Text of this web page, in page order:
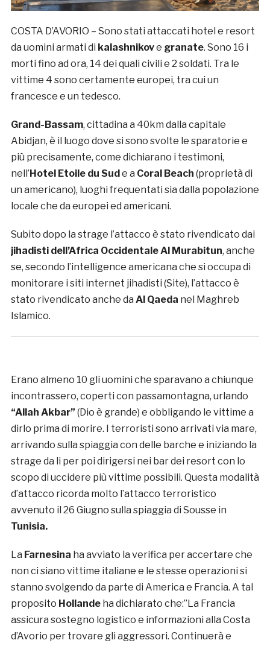
COSTA D’AVORIO – Sono stati attaccati hotel e resort
da uomini armati di kalashnikove granate. Sono 16 i
morti fino ad ora, 14 dei quali civili e 2 soldati. Tra le
vittime 4 sono certamente europei, tra cui un
francesce e un tedesco.
Grand-Bassam, cittadina a 40km dalla capitale
Abidjan, è il luogo dove si sono svolte le sparatorie e
più precisamente, come dichiarano i testimoni,
nell’Hotel Etoile du Sude a Coral Beach (proprietà di
un americano), luoghi frequentati sia dalla popolazione
locale che da europei ed americani.
Subito dopo la strage l’attacco è stato rivendicato dai
jihadisti dell’Africa Occidentale Al Murabitun, anche
se, secondo l’intelligence americana che si occupa di
monitorare i siti internet jihadisti (Site), l’attacco è
stato rivendicato anche da Al Qaeda nel Maghreb
Islamico.
Erano almeno 10 gli uomini che sparavano a chiunque
incontrassero, coperti con passamontagna, urlando
“Allah Akbar” (Dio è grande) e obbligando le vittime a
dirlo prima di morire. I terroristi sono arrivati via mare,
arrivando sulla spiaggia con delle barche e iniziando la
strage da li per poi dirigersi nei bar dei resort con lo
scopo di uccidere più vittime possibili. Questa modalità
d’attacco ricorda molto l’attacco terroristico
avvenuto il 26 Giugno sulla spiaggia di Sousse in
Tunisia.
La Farnesina ha avviato la verifica per accertare che
non ci siano vittime italiane e le stesse operazioni si
stanno svolgendo da parte di America e Francia. A tal
proposito Hollandeha dichiarato che:”La Francia
assicura sostegno logistico e informazioni alla Costa
d’Avorio per trovare gli aggressori. Continuerà e